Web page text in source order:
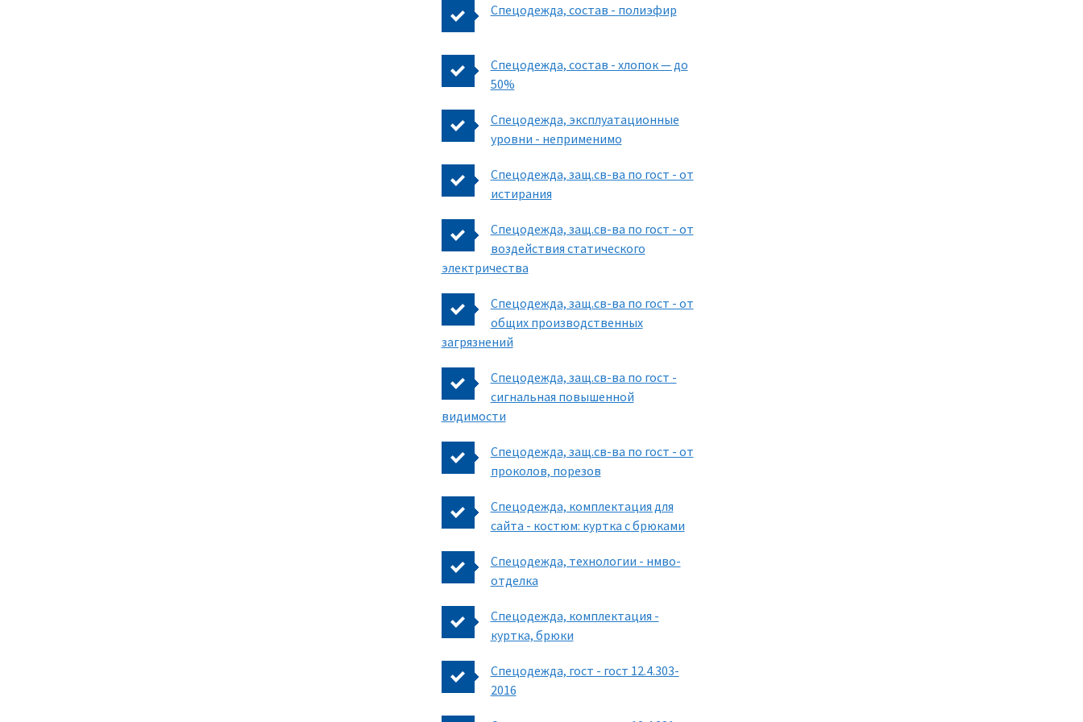
Спецодежда, состав - полиэфир
Спецодежда, состав - хлопок — до
50%
Спецодежда, эксплуатационные
уровни - неприменимо
Спецодежда, защ.св-ва по гост - от
истирания
Спецодежда, защ.св-ва по гост - от
воздействия статического
электричества
Спецодежда, защ.св-ва по гост - от
общих производственных
загрязнений
Спецодежда, защ.св-ва по гост -
сигнальная повышенной
видимости
Спецодежда, защ.св-ва по гост - от
проколов, порезов
Спецодежда, комплектация для
сайта - костюм: куртка с брюками
Спецодежда, технологии - нмво-
отделка
Спецодежда, комплектация -
куртка, брюки
Спецодежда, гост - гост 12.4.303-
2016